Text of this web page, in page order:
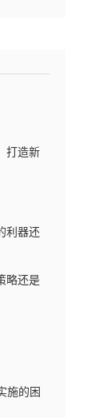
打造新
利器还
略还是
施的困